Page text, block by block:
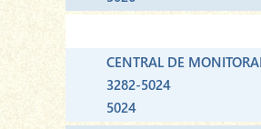
CENTRAL DE
3282-5024
5024